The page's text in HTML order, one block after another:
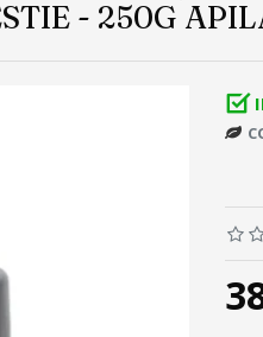
- 250G